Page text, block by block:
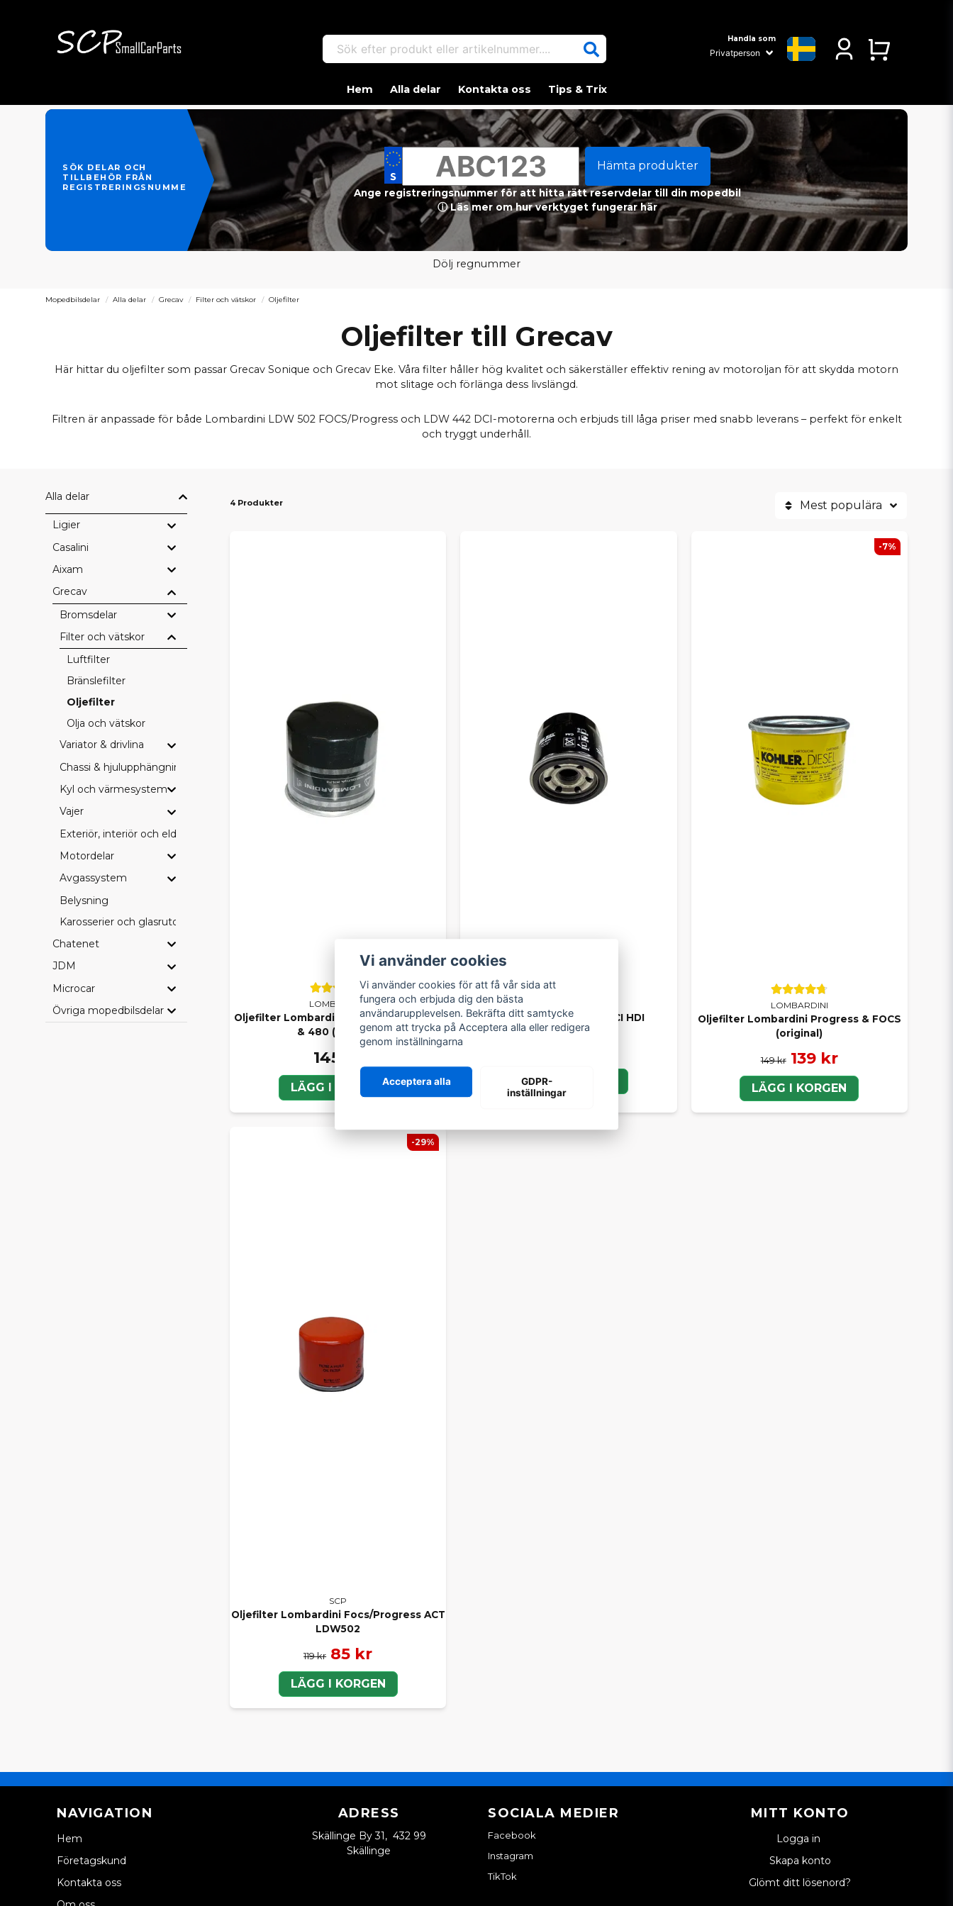
Sök efter produkt eller artikelnummer.... Handla som
Hem Alla delar Kontakta oss Tips & Trix
SÖK DELAR OCH
TILLBEHÖR FRÅN
REGISTRERINGSNUMMER
Hämta produkter
Ange registreringsnummer för att hitta rätt reservdelar till din mopedbil
ⓘ Läs mer om hur verktyget fungerar här
Dölj regnummer
Mopedbilsdelar Alla delar Grecav Filter och vätskor Oljefilter
Oljefilter till Grecav
Här hittar du oljefilter som passar Grecav Sonique och Grecav Eke. Våra filter håller hög kvalitet och säkerställer effektiv rening av motoroljan för att skydda motorn
mot slitage och förlänga dess livslängd.
Filtren är anpassade för både Lombardini LDW 502 FOCS/Progress och LDW 442 DCI-motorerna och erbjuds till låga priser med snabb leverans – perfekt för enkelt
och tryggt underhåll.
Alla delar
Ligier
Casalini
Aixam
Grecav
Bromsdelar
Filter och vätskor
Luftfilter
Bränslefilter
Oljefilter
Olja och vätskor
Variator & drivlina
Chassi & hjulupphängning
Kyl och värmesystem
Vajer
Exteriör, interiör och eldetaljer
Motordelar
Avgassystem
Belysning
Karosserier och glasrutor
Chatenet
JDM
Microcar
Övriga mopedbilsdelar
4 Produkter Mest populära
LOMBARDINI
Oljefilter Lombardini DCI / HDI 492, 442
& 480 (original)
145 kr
LÄGG I KORGEN
Oljefilter Lombardini DCI HDI
LÄGG I KORGEN
LOMBARDINI
Oljefilter Lombardini Progress & FOCS
(original)
149 kr 139 kr
LÄGG I KORGEN
-7%
SCP
Oljefilter Lombardini Focs/Progress ACT
LDW502
119 kr 85 kr
LÄGG I KORGEN
-29%
NAVIGATION
Hem
Företagskund
Kontakta oss
ADRESS
Skällinge By 31, 432 99
Skällinge
SOCIALA MEDIER
Facebook
Instagram
TikTok
MITT KONTO
Logga in
Skapa konto
Glömt ditt lösenord?
Vi använder cookies
Vi använder cookies för att få vår sida att
fungera och erbjuda dig den bästa
användarupplevelsen. Bekräfta ditt samtycke
genom att trycka på Acceptera alla eller redigera
genom inställningarna
Acceptera alla
GDPR-
inställningar